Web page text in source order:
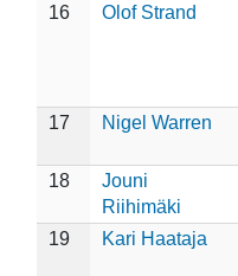
16
Olof Strand
17
Nigel Warren
18
Jouni
Riihimäki
19 Kari Haataja